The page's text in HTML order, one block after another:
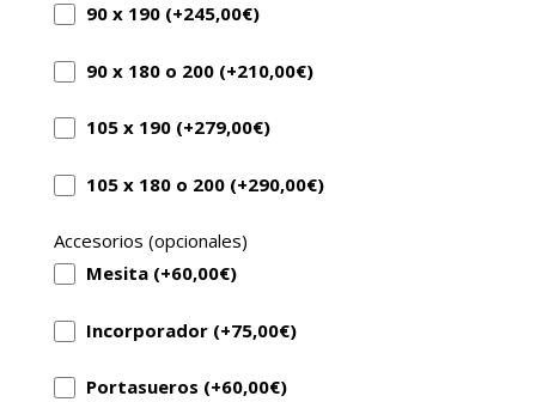
90 x 190 (+245,00€)
90 x 180 o 200 (+210,00€)
105 x 190 (+279,00€)
105 x 180 o 200 (+290,00€)
Accesorios (opcionales)
Mesita (+60,00€)
Incorporador (+75,00€)
Portasueros (+60,00€)